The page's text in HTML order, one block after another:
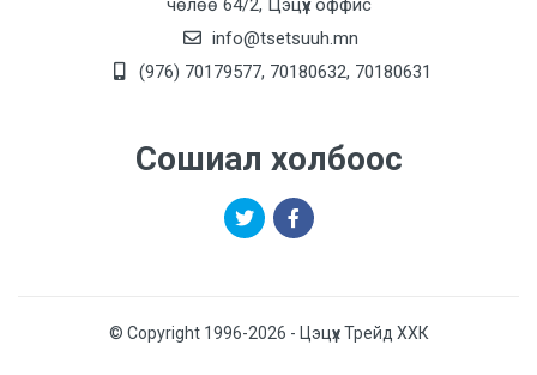
чөлөө 64/2, Цэцүүх оффис
info@tsetsuuh.mn
(976) 70179577, 70180632, 70180631
Сошиал холбоос
© Copyright 1996-2026 - Цэцүүх Трейд ХХК